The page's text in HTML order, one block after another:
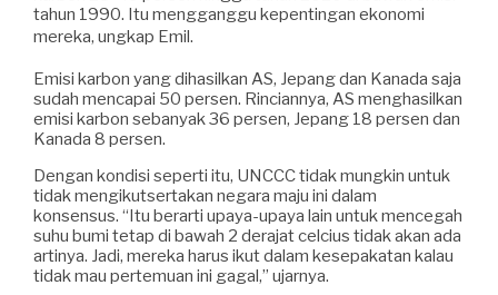
tahun 1990. Itu mengganggu kepentingan ekonomi
mereka, ungkap Emil.
Emisi karbon yang dihasilkan AS, Jepang dan Kanada saja
sudah mencapai 50 persen. Rinciannya, AS menghasilkan
emisi karbon sebanyak 36 persen, Jepang 18 persen dan
Kanada 8 persen.
Dengan kondisi seperti itu, UNCCC tidak mungkin untuk
tidak mengikutsertakan negara maju ini dalam
konsensus. “Itu berarti upaya-upaya lain untuk mencegah
suhu bumi tetap di bawah 2 derajat celcius tidak akan ada
artinya. Jadi, mereka harus ikut dalam kesepakatan kalau
tidak mau pertemuan ini gagal,” ujarnya.